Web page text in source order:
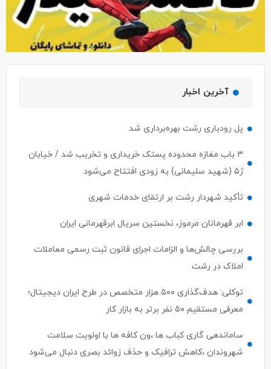
آخرین اخبار
پل رودباری رشت بهره‌برداری شد
۳ باب مغازه محدوده پستک خریداری و تخریب شد / خیابان
ژ۵ (شهید سلیمانی) به زودی افتتاح می‌شود
تأکید شهردار رشت بر ارتقای خدمات شهری
ابر قهرمانان مرموز، نخستین سریال ابرقهرمانی ایران
بررسی چالش‌ها و الزامات اجرای قانون ثبت رسمی معاملات
املاک در رشت
توکلی: هدف‌گذاری ۵۰۰ هزار متخصص در طرح ایران دیجیتال؛
معرفی مستقیم ۵۰ نفر برتر به بازار کار
ساماندهی گاری کباب ها ،ون کافه ها با اولویت سلامت
شهروندان ،کاهش ترافیک و حذف زوائد بصری دنبال می‌شود